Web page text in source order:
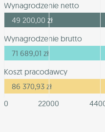
Wynagrodzenie netto
49 200,00 zł
Wynagrodzenie brutto
71 689,01 zł
Koszt pracodawcy
86 370,93 zł
0
22000